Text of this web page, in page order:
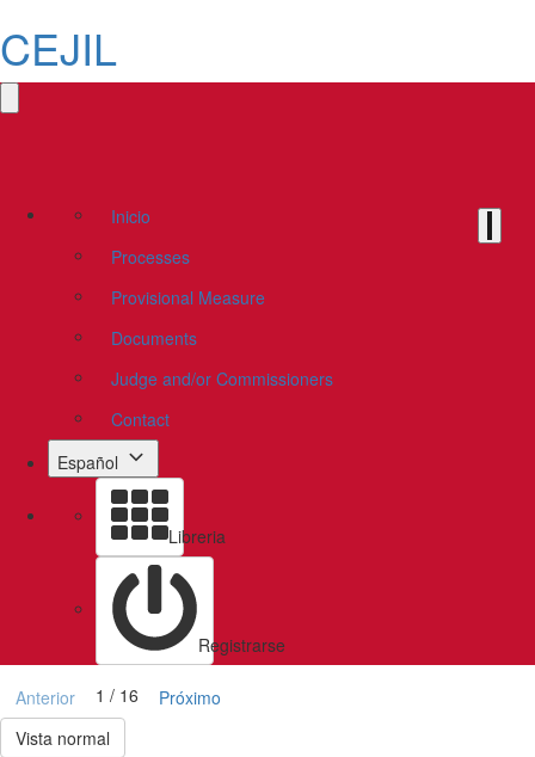
CEJIL
Inicio
Processes
Provisional Measure
Documents
Judge and/or Commissioners
Contact
Español
Libreria
Registrarse
Anterior 1 / 16
Próximo
Vista normal